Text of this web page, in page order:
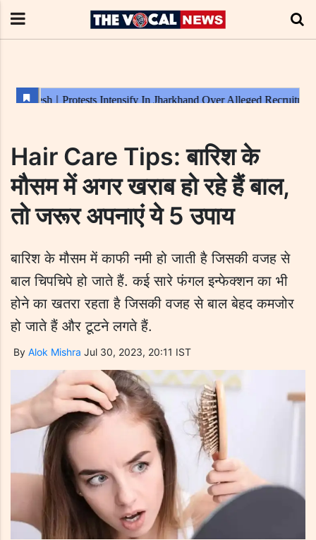
Hair Care Tips: बारिश के
मौसम में अगर खराब हो रहे हैं बाल,
तो जरूर अपनाएं ये 5 उपाय
बारिश के मौसम में काफी नमी हो जाती है जिसकी वजह से
बाल चिपचिपे हो जाते हैं. कई सारे फंगल इन्फेक्शन का भी
होने का खतरा रहता है जिसकी वजह से बाल बेहद कमजोर
हो जाते हैं और टूटने लगते हैं.
By Alok Mishra Jul 30, 2023, 20:11 IST